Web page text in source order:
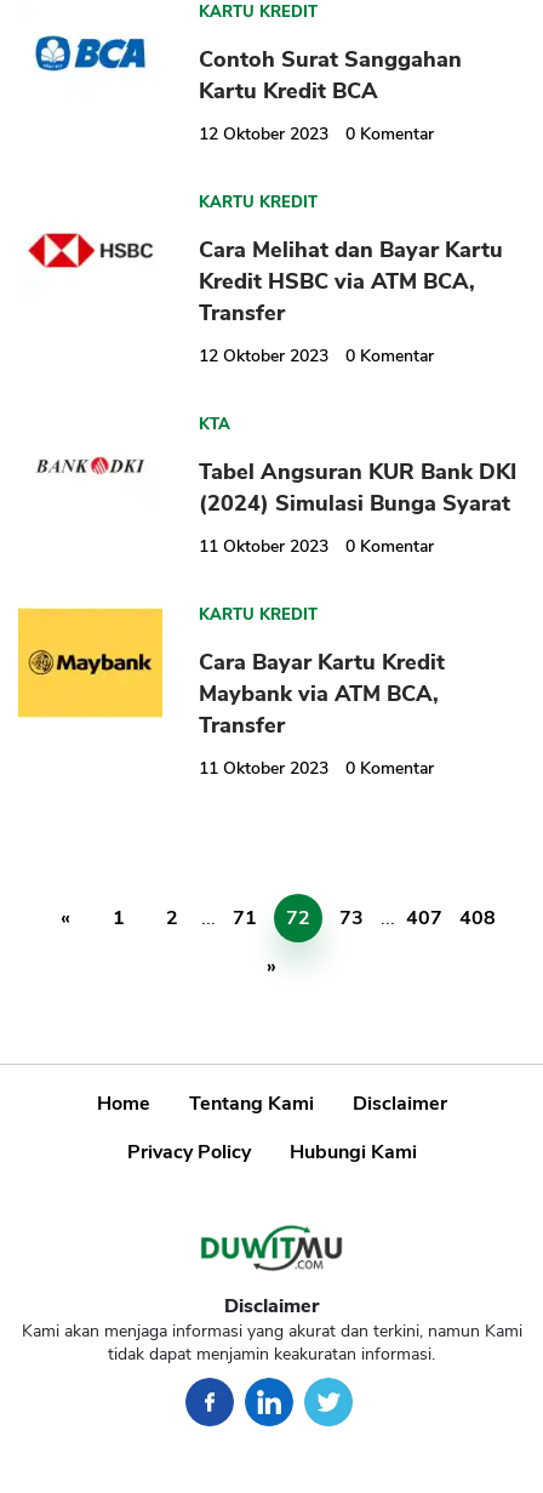
KARTU KREDIT
Contoh Surat Sanggahan
Kartu Kredit BCA
12 Oktober 2023 0 Komentar
KARTU KREDIT
Cara Melihat dan Bayar Kartu
Kredit HSBC via ATM BCA,
Transfer
12 Oktober 2023 0 Komentar
KTA
Tabel Angsuran KUR Bank DKI
(2024) Simulasi Bunga Syarat
11 Oktober 2023 0 Komentar
KARTU KREDIT
Cara Bayar Kartu Kredit
Maybank via ATM BCA,
Transfer
11 Oktober 2023 0 Komentar
« 1 2 ... 71 72 73 ... 407
408
»
Home Tentang Kami
Disclaimer
Privacy Policy
Hubungi Kami
Disclaimer
Kami akan menjaga informasi yang akurat dan terkini, namun Kami
tidak dapat menjamin keakuratan informasi.